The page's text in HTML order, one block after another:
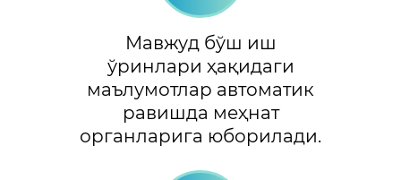
Мавжуд бўш иш
ўринлари ҳақидаги
маълумотлар автоматик
равишда меҳнат
органларига юборилади.